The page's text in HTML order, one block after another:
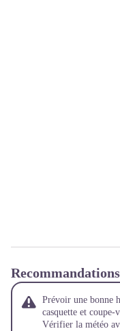
Recommandations
Prévoir une bonne
casquette et coupe-
Vérifier la météo